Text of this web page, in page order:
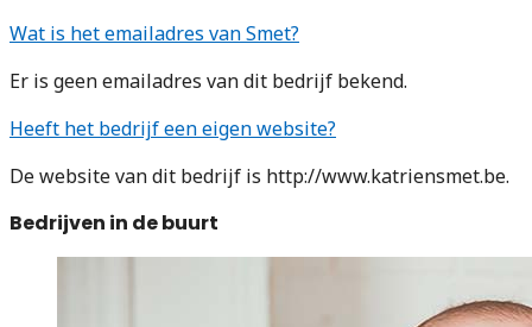
Wat is het emailadres van Smet?
Er is geen emailadres van dit bedrijf bekend.
Heeft het bedrijf een eigen website?
De website van dit bedrijf is http://www.katriensmet.be.
Bedrijven in de buurt